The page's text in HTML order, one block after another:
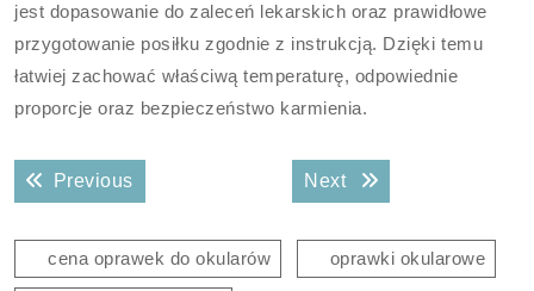
jest dopasowanie do zaleceń lekarskich oraz prawidłowe
przygotowanie posiłku zgodnie z instrukcją. Dzięki temu
łatwiej zachować właściwą temperaturę, odpowiednie
proporcje oraz bezpieczeństwo karmienia.
Nawigacja
wpisuPreviousPrevious post: Next Next post:
cena oprawek do okularów oprawki okularowe